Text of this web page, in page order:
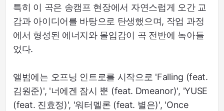
특히 이 곡은 송캠프 현장에서 자연스럽게 오간 교
감과 아이디어를 바탕으로 탄생했으며, 작업 과정
에서 형성된 에너지와 몰입감이 곡 전반에 녹아들
었다.
앨범에는 오프닝 인트로를 시작으로 'Falling (feat.
김원준)', '너에겐 잠시 뿐 (feat. Dmeanor)', 'YUSE
(feat. 진효정)', '워터멜론 (feat. 별은)', 'Once